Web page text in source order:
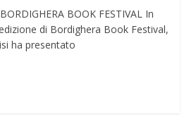
BOOK FESTIVAL In
di Bordighera Book Festival,
ha presentato